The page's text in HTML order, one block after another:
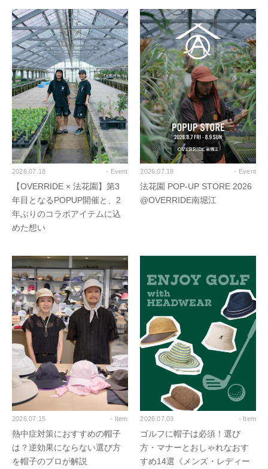
2026.07.18 - Event
【OVERRIDE × 法花園】第3
年目となるPOPUP開催と、2
年ぶりのコラボアイテムに込
めた想い
2026.07.18 - Event
法花園 POP-UP STORE 2026
@OVERRIDE南堀江
2026.07.15 - Item
熱中症対策におすすめの帽子
は？逆効果にならない選び方
を帽子のプロが解説
2026.07.03 - Item
ゴルフに帽子は必須！選び
方・マナーとおしゃれなおす
すめ14選《メンズ・レディー